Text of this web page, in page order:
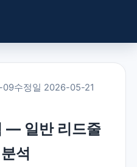
09수정일 2026-05-21
— 일반 리드줄
석